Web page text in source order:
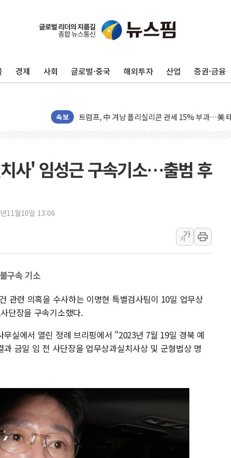
경제 사회 글로벌·중국 해외투자 산업 증권·금융
속보
뉴욕증시 개장 전 특징주...아틀라시안·클라우드
보훈부, 미 DPAA와 MOU… "6·25 미군 실종자
특정 정치인 측근 포항시 정책특보 내정설...포항
李 "해남 태양광, 대한민국 다음 100년 밑거름…
트럼프, 中 겨냥 폴리실리콘 관세 15% 부과…美
[사진] 빈살만과 에르도안의 만남
남동발전, 해남군에 국내 최대 규모 400MW 태
[인도증시] 중동 불안 속 유가 상승에 소폭 하락...
폭염 누그러지고 가뭄 숙지나...경북동해안권
사우디·튀르키예·파키스탄, '공동방위협정' 체
신길동 신축도 3.3㎡당 7250만원…써밋 클라비
용산공원·그린벨트로 또 충돌…반복되는 국토부
[AI 부동산 투데이] 특공 전략도 '극과 극'…생애
[코인시황] 비트코인 6만4000달러대 횡보…고
사' 임성근 구속기소…출범 후
11월10일 13:06
가
가
구속 기소
관련 의혹을 수사하는 이명현 특별검사팀이 10일 업무상
단장을 구속기소했다.
실에서 열린 정례 브리핑에서 "2023년 7월 19일 경북 예
금일 임 전 사단장을 업무상과실치사상 및 군형법상 명